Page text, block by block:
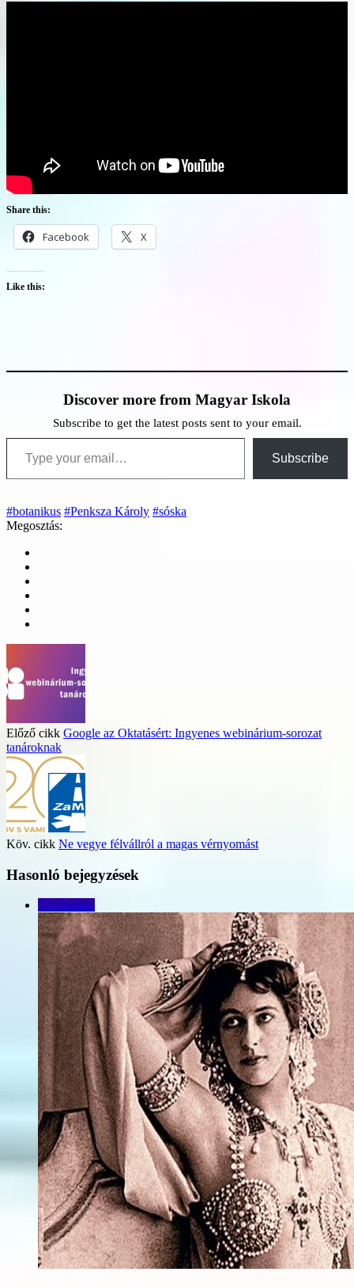
Share this:
Facebook X
Like this:
Discover more from Magyar Iskola
Subscribe to get the latest posts sent to your email.
Type your email…
Subscribe
#botanikus #Penksza Károly #sóska
Megosztás:
Előző cikk Google az Oktatásért: Ingyenes webinárium-sorozat
tanároknak
Köv. cikk Ne vegye félvállról a magas vérnyomást
Hasonló bejegyzések
Történelem